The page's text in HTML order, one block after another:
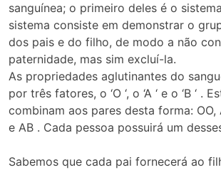
sanguínea; o primeiro deles é o
sistema consiste em demonstrar o
dos pais e do filho, de modo a não
paternidade, mas sim excluí-la.
As propriedades aglutinantes do
por três fatores, o ‘O ‘, o ‘A ‘ e o ‘B ‘ .
combinam aos pares desta forma: OO,
e AB . Cada pessoa possuirá um
Sabemos que cada pai fornecerá ao